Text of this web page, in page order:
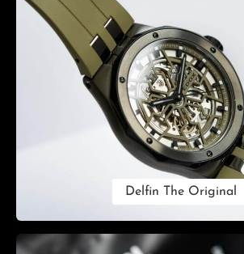
Delfin The Original